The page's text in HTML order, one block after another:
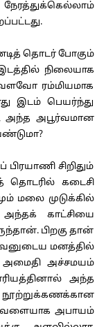
நேரத்துக்கெல்லாம்
தொடர் போகும்
நிலையாக
ரம்மியமாக
இடம் பெயர்ந்து
அந்த அபூர்வமான
சிறிதும்
தொடரில் கடைசி
மலை முடுக்கில்
காட்சியை
பிறகு தான்
மனத்தில்
அமைதி அச்சமயம்
அந்த
நூற்றுக்கணக்கான
அபாயம்